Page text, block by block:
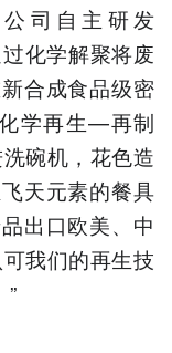
司自主研发
化学解聚将废
合成食品级密
学再生—再制
碗机，花色造
天元素的餐具
出口欧美、中
我们的再生技